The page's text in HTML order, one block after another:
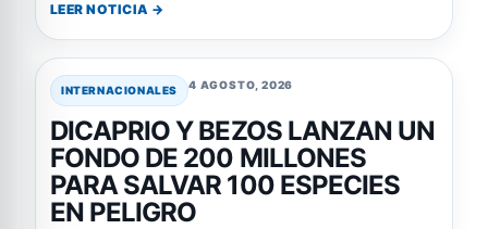
LEER NOTICIA →
INTERNACIONALES 4 AGOSTO, 2026
DICAPRIO Y BEZOS LANZAN UN
FONDO DE 200 MILLONES
PARA SALVAR 100 ESPECIES
EN PELIGRO